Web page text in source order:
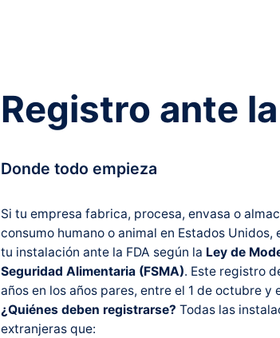
Registro ante
Donde todo empieza
Si tu empresa fabrica, procesa, envasa o
consumo humano o animal en Estados Unidos,
tu instalación ante la FDA según la Ley de
Seguridad Alimentaria (FSMA). Este registro
años en los años pares, entre el 1 de octubre y
¿Quiénes deben registrarse? Todas las
extranjeras que: